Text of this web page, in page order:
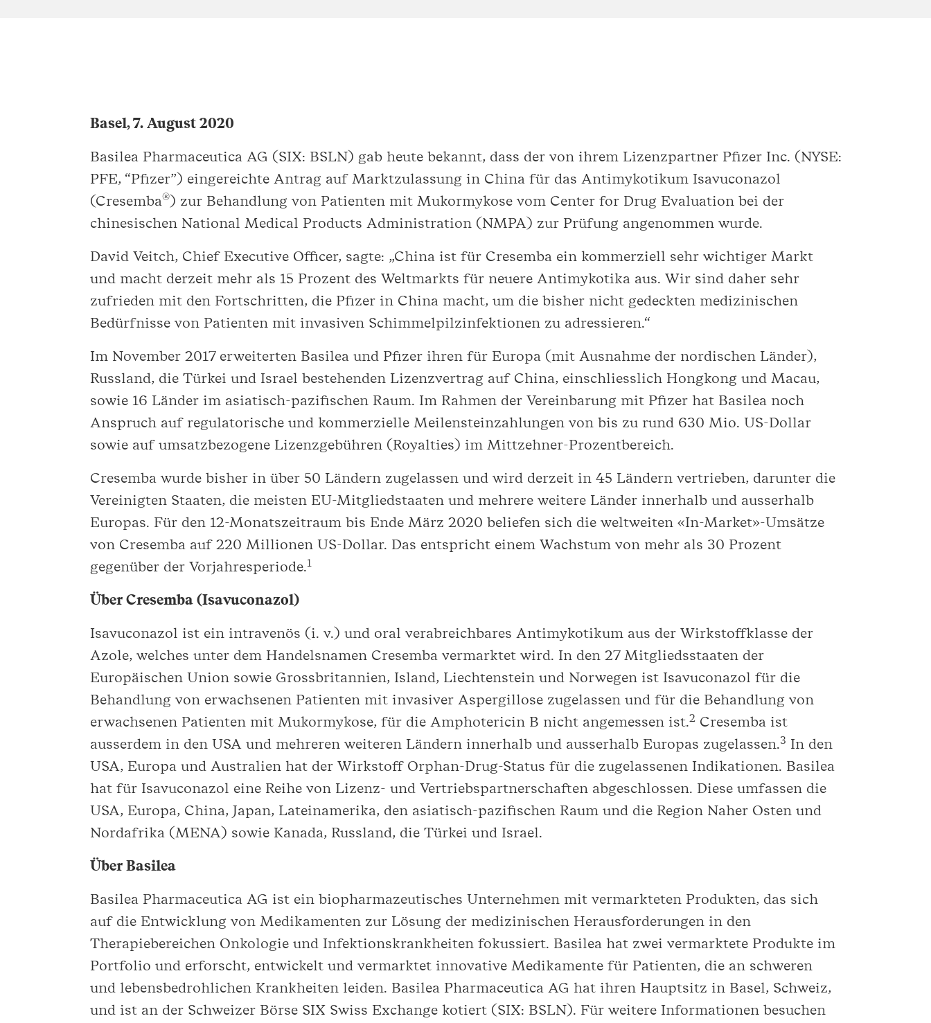
Basel, 7. August 2020
Basilea Pharmaceutica AG (SIX: BSLN) gab heute bekannt, dass der von ihrem Lizenzpartner Pfizer Inc. (NYSE:
PFE, “Pfizer”) eingereichte Antrag auf Marktzulassung in China für das Antimykotikum Isavuconazol
(Cresemba®) zur Behandlung von Patienten mit Mukormykose vom Center for Drug Evaluation bei der
chinesischen National Medical Products Administration (NMPA) zur Prüfung angenommen wurde.
David Veitch, Chief Executive Officer, sagte: „China ist für Cresemba ein kommerziell sehr wichtiger Markt
und macht derzeit mehr als 15 Prozent des Weltmarkts für neuere Antimykotika aus. Wir sind daher sehr
zufrieden mit den Fortschritten, die Pfizer in China macht, um die bisher nicht gedeckten medizinischen
Bedürfnisse von Patienten mit invasiven Schimmelpilzinfektionen zu adressieren.“
Im November 2017 erweiterten Basilea und Pfizer ihren für Europa (mit Ausnahme der nordischen Länder),
Russland, die Türkei und Israel bestehenden Lizenzvertrag auf China, einschliesslich Hongkong und Macau,
sowie 16 Länder im asiatisch-pazifischen Raum. Im Rahmen der Vereinbarung mit Pfizer hat Basilea noch
Anspruch auf regulatorische und kommerzielle Meilensteinzahlungen von bis zu rund 630 Mio. US-Dollar
sowie auf umsatzbezogene Lizenzgebühren (Royalties) im Mittzehner-Prozentbereich.
Cresemba wurde bisher in über 50 Ländern zugelassen und wird derzeit in 45 Ländern vertrieben, darunter die
Vereinigten Staaten, die meisten EU-Mitgliedstaaten und mehrere weitere Länder innerhalb und ausserhalb
Europas. Für den 12-Monatszeitraum bis Ende März 2020 beliefen sich die weltweiten «In-Market»-Umsätze
von Cresemba auf 220 Millionen US-Dollar. Das entspricht einem Wachstum von mehr als 30 Prozent
gegenüber der Vorjahresperiode.1
Über Cresemba (Isavuconazol)
Isavuconazol ist ein intravenös (i. v.) und oral verabreichbares Antimykotikum aus der Wirkstoffklasse der
Azole, welches unter dem Handelsnamen Cresemba vermarktet wird. In den 27 Mitgliedsstaaten der
Europäischen Union sowie Grossbritannien, Island, Liechtenstein und Norwegen ist Isavuconazol für die
Behandlung von erwachsenen Patienten mit invasiver Aspergillose zugelassen und für die Behandlung von
erwachsenen Patienten mit Mukormykose, für die Amphotericin B nicht angemessen ist.2 Cresemba ist
ausserdem in den USA und mehreren weiteren Ländern innerhalb und ausserhalb Europas zugelassen.3 In den
USA, Europa und Australien hat der Wirkstoff Orphan-Drug-Status für die zugelassenen Indikationen. Basilea
hat für Isavuconazol eine Reihe von Lizenz- und Vertriebspartnerschaften abgeschlossen. Diese umfassen die
USA, Europa, China, Japan, Lateinamerika, den asiatisch-pazifischen Raum und die Region Naher Osten und
Nordafrika (MENA) sowie Kanada, Russland, die Türkei und Israel.
Über Basilea
Basilea Pharmaceutica AG ist ein biopharmazeutisches Unternehmen mit vermarkteten Produkten, das sich
auf die Entwicklung von Medikamenten zur Lösung der medizinischen Herausforderungen in den
Therapiebereichen Onkologie und Infektionskrankheiten fokussiert. Basilea hat zwei vermarktete Produkte im
Portfolio und erforscht, entwickelt und vermarktet innovative Medikamente für Patienten, die an schweren
und lebensbedrohlichen Krankheiten leiden. Basilea Pharmaceutica AG hat ihren Hauptsitz in Basel, Schweiz,
und ist an der Schweizer Börse SIX Swiss Exchange kotiert (SIX: BSLN). Für weitere Informationen besuchen